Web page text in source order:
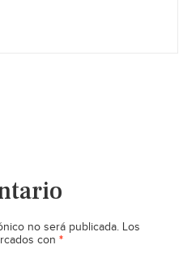
no será publicada. Los
con *